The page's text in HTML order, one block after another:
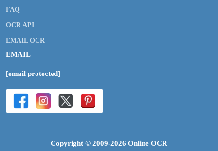
FAQ
OCR API
EMAIL OCR
EMAIL
[email protected]
Copyright © 2009-2026 Online OCR